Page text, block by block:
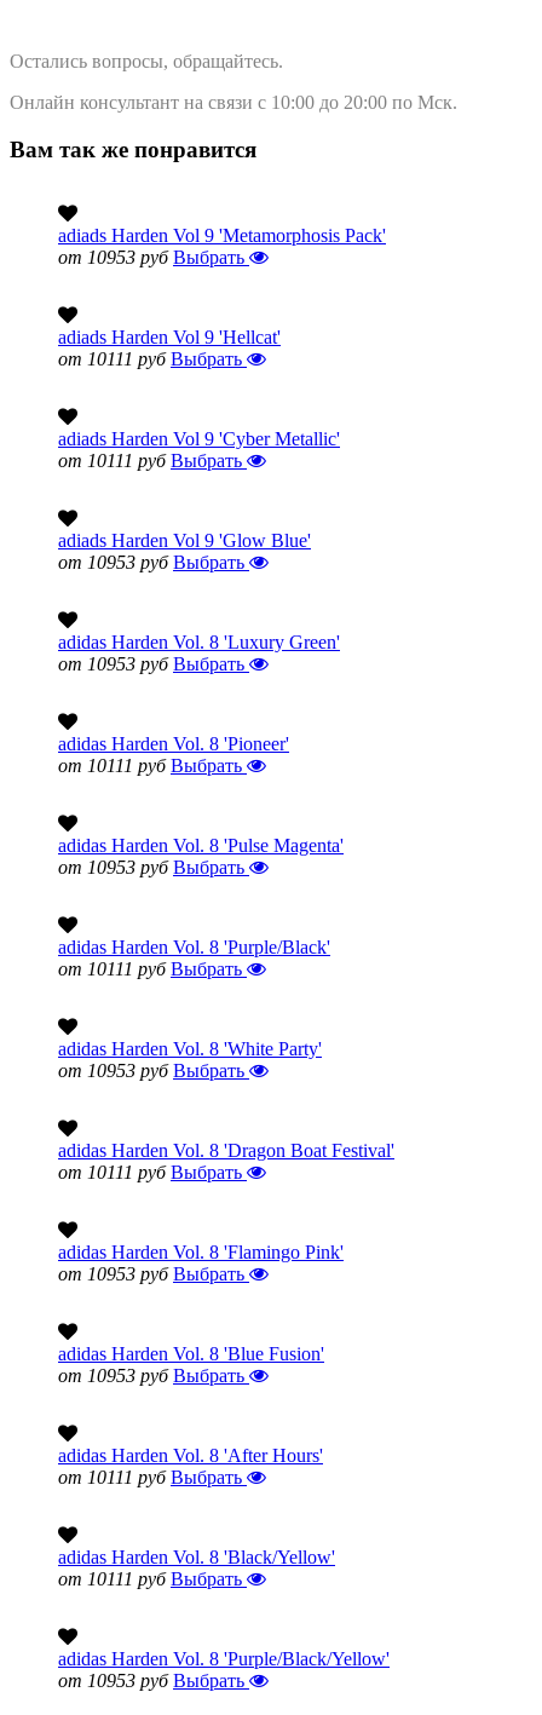
Остались вопросы, обращайтесь.
Онлайн консультант на связи с 10:00 до 20:00 по Мск.
Вам так же понравится
adiads Harden Vol 9 'Metamorphosis Pack'
от 10953 руб Выбрать
adiads Harden Vol 9 'Hellcat'
от 10111 руб Выбрать
adiads Harden Vol 9 'Cyber Metallic'
от 10111 руб Выбрать
adiads Harden Vol 9 'Glow Blue'
от 10953 руб Выбрать
adidas Harden Vol. 8 'Luxury Green'
от 10953 руб Выбрать
adidas Harden Vol. 8 'Pioneer'
от 10111 руб Выбрать
adidas Harden Vol. 8 'Pulse Magenta'
от 10953 руб Выбрать
adidas Harden Vol. 8 'Purple/Black'
от 10111 руб Выбрать
adidas Harden Vol. 8 'White Party'
от 10953 руб Выбрать
adidas Harden Vol. 8 'Dragon Boat Festival'
от 10111 руб Выбрать
adidas Harden Vol. 8 'Flamingo Pink'
от 10953 руб Выбрать
adidas Harden Vol. 8 'Blue Fusion'
от 10953 руб Выбрать
adidas Harden Vol. 8 'After Hours'
от 10111 руб Выбрать
adidas Harden Vol. 8 'Black/Yellow'
от 10111 руб Выбрать
adidas Harden Vol. 8 'Purple/Black/Yellow'
от 10953 руб Выбрать